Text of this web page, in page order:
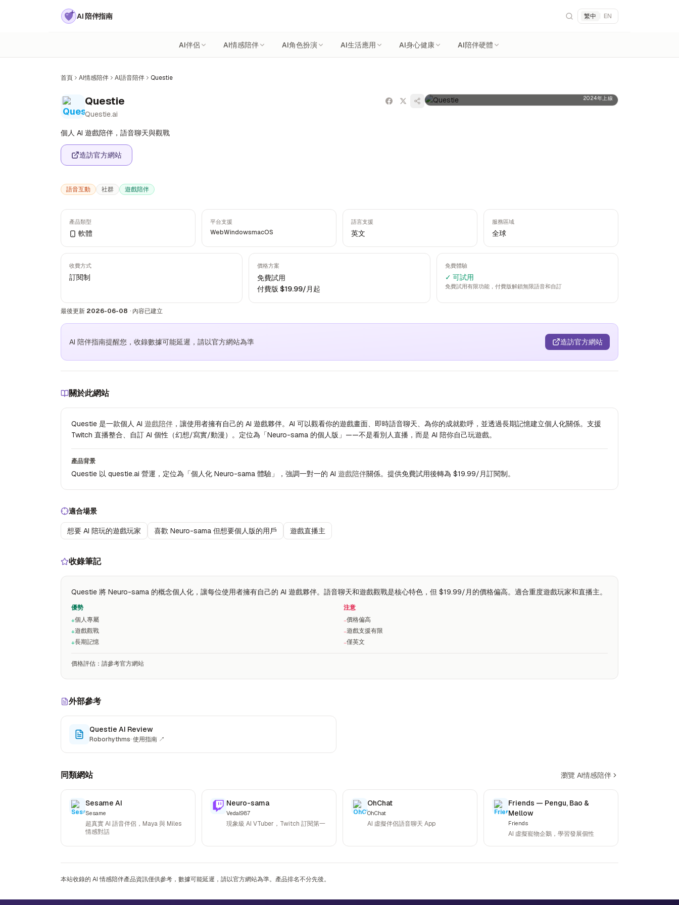
AI 陪伴指南 繁中 | EN
AI伴侶 AI情感陪伴 AI角色扮演 AI生活應用 AI身心健康 AI陪伴硬體
首頁 AI情感陪伴 AI語音陪伴 Questie
Questie
Questie.ai
個人 AI 遊戲陪伴，語音聊天與觀戰
造訪官方網站
語音互動 社群 遊戲陪伴
2024年上線
產品類型
軟體
平台支援
WebWindowsmacOS
語言支援
英文
服務區域
全球
收費方式
訂閱制
價格方案
免費試用
付費版 $19.99/月起
免費體驗
✓ 可試用
免費試用有限功能，付費版解鎖無限語音和自訂
最後更新 2026-06-08 · 內容已建立
AI 陪伴指南提醒您，收錄數據可能延遲，請以官方網站為準 造訪官方網站
關於此網站
Questie 是一款個人 AI 遊戲陪伴 ，讓使用者擁有自己的 AI 遊戲夥伴。AI 可以觀看你的遊戲畫面、即時語音聊天、為你的成就歡呼，並透過長期記憶建立個人化關係。支援
Twitch 直播整合、自訂 AI 個性（幻想/寫實/動漫）。定位為「Neuro-sama 的個人版」——不是看別人直播，而是 AI 陪你自己玩遊戲。
產品背景
Questie 以 questie.ai 營運，定位為「個人化 Neuro-sama 體驗」，強調一對一的 AI 遊戲陪伴關係。提供免費試用後轉為 $19.99/月訂閱制。
適合場景
想要 AI 陪玩的遊戲玩家 喜歡 Neuro-sama 但想要個人版的用戶 遊戲直播主
收錄筆記
Questie 將 Neuro-sama 的概念個人化，讓每位使用者擁有自己的 AI 遊戲夥伴。語音聊天和遊戲觀戰是核心特色，但 $19.99/月的價格偏高。適合重度遊戲玩家和直播主。
優勢
+個人專屬
+遊戲觀戰
+長期記憶
注意
−價格偏高
−遊戲支援有限
−僅英文
價格評估 ： 請參考官方網站
外部參考
Questie AI Review
Roborhythms·使用指南 ↗
同類網站 瀏覽 AI情感陪伴
Sesame AI
Sesame
超真實 AI 語音伴侶，Maya 與 Miles
情感對話
Neuro-sama
Vedal987
現象級 AI VTuber，Twitch 訂閱第一
OhChat
OhChat
AI 虛擬伴侶語音聊天 App
Friends — Pengu, Bao &
Mellow
Friends
AI 虛擬寵物企鵝，學習發展個性
本站收錄的 AI 情感陪伴產品資訊僅供參考，數據可能延遲，請以官方網站為準。產品排名不分先後。